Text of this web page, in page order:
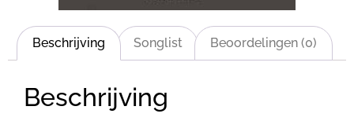
Beschrijving Songlist Beoordelingen (0)
Beschrijving